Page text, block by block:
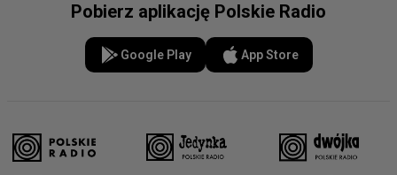
Pobierz aplikację Polskie Radio
Google Play App Store